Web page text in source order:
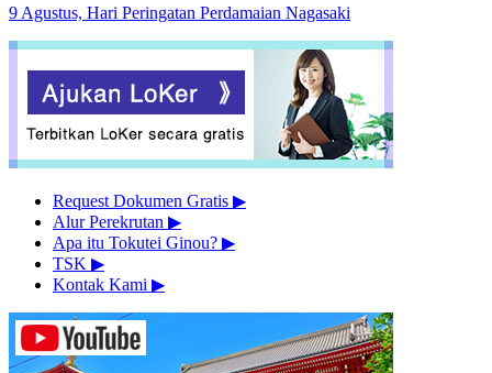
9 Agustus, Hari Peringatan Perdamaian Nagasaki
Request Dokumen Gratis ▶︎
Alur Perekrutan ▶︎
Apa itu Tokutei Ginou? ▶︎
TSK ▶︎
Kontak Kami ▶︎